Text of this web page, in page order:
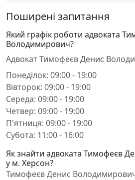
Поширені запитання
Який графік роботи адвоката
Володимирович?
Адвокат Тимофеєв Денис
Понеділок: 09:00 - 19:00
Вівторок: 09:00 - 19:00
Середа: 09:00 - 19:00
Четвер: 09:00 - 19:00
П'ятниця: 09:00 - 19:00
Субота: 11:00 - 16:00
Як знайти адвоката Тимофеєв
у м. Херсон?
Тимофеєв Денис